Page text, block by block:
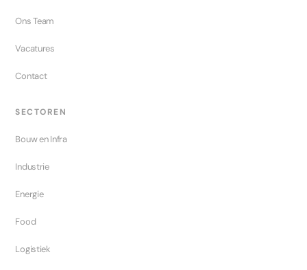
Ons Team
Vacatures
Contact
SECTOREN
Bouw en Infra
Industrie
Energie
Food
Logistiek